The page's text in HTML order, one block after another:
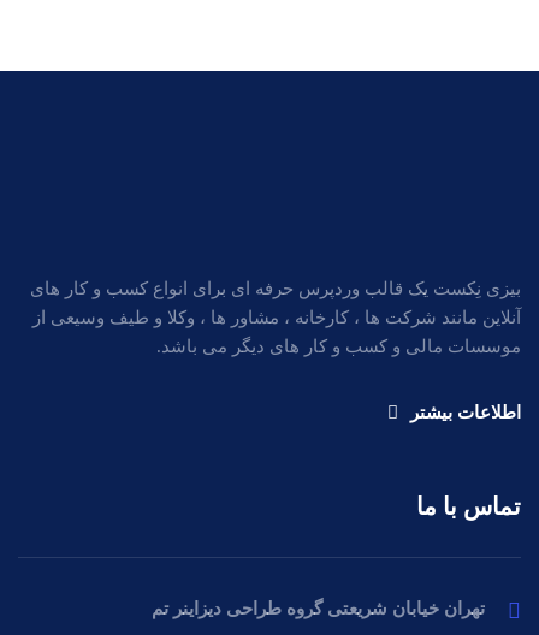
بیزی نِکست یک قالب وردپرس حرفه ای برای انواع کسب و کار های
آنلاین مانند شرکت ها ، کارخانه ، مشاور ها ، وکلا و طیف وسیعی از
موسسات مالی و کسب و کار های دیگر می باشد.
اطلاعات بیشتر
تماس با ما
تهران خیابان شریعتی گروه طراحی دیزاینر تم